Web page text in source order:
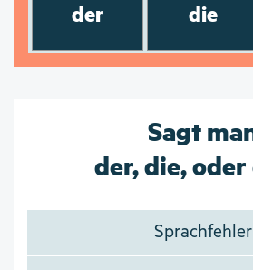
der die
Sagt
der, die, oder
Sprachfehler